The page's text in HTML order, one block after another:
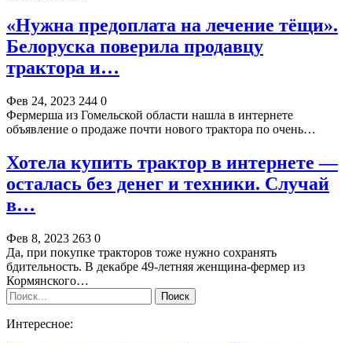
«Нужна предоплата на лечение тёщи».
Белоруска поверила продавцу
трактора и…
Фев 24, 2023 244 0
Фермерша из Гомельской области нашла в интернете
объявление о продаже почти нового трактора по очень…
Хотела купить трактор в интернете —
осталась без денег и техники. Случай
в…
Фев 8, 2023 263 0
Да, при покупке тракторов тоже нужно сохранять
бдительность. В декабре 49-летняя женщина-фермер из
Кормянского…
Интересное: